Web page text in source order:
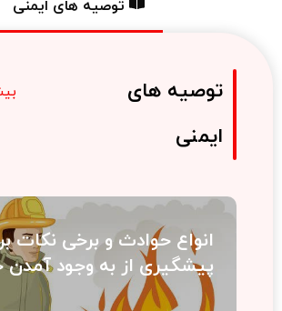
توصیه های ایمنی
های
بیشتر بدانید
انواع حوادث و برخی نکات برای
پیشگیری از به وجود آمدن حوادث